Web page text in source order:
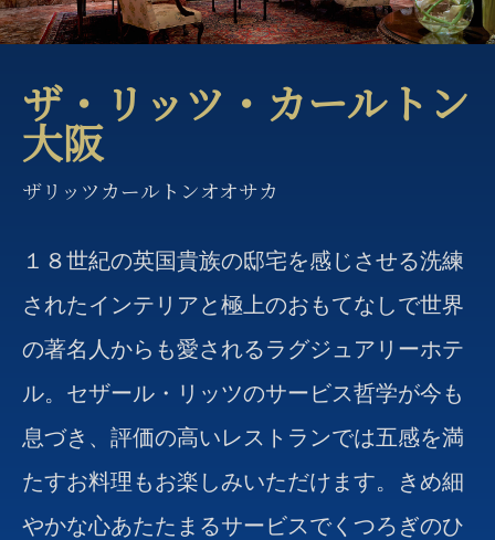
ザ・リッツ・カールトン
大阪
ザリッツカールトンオオサカ
１８世紀の英国貴族の邸宅を感じさせる洗練
されたインテリアと極上のおもてなしで世界
の著名人からも愛されるラグジュアリーホテ
ル。セザール・リッツのサービス哲学が今も
息づき、評価の高いレストランでは五感を満
たすお料理もお楽しみいただけます。きめ細
やかな心あたたまるサービスでくつろぎのひ